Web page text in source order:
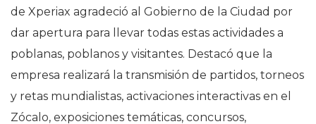
de Xperiax agradeció al Gobierno de la Ciudad por
dar apertura para llevar todas estas actividades a
poblanas, poblanos y visitantes. Destacó que la
empresa realizará la transmisión de partidos, torneos
y retas mundialistas, activaciones interactivas en el
Zócalo, exposiciones temáticas, concursos,